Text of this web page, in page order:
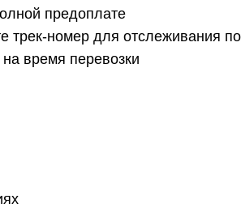
предоплате
трек-номер для отслеживания
время перевозки